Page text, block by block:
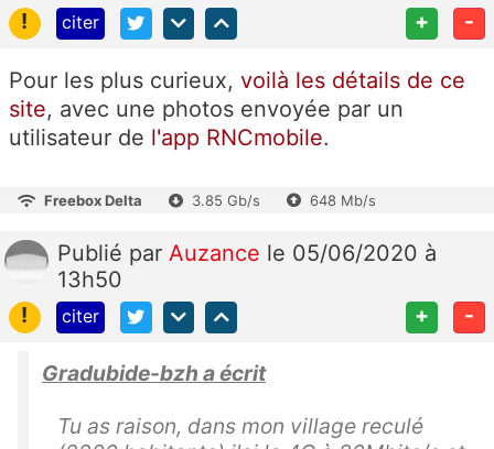
!
citer + -
Pour les plus curieux, voilà les détails de ce
site, avec une photos envoyée par un
utilisateur de l'app RNCmobile.
Freebox Delta 3.85 Gb/s 648 Mb/s
Publié par Auzance le 05/06/2020 à
13h50
!
citer + -
Gradubide-bzh a écrit
Tu as raison, dans mon village reculé